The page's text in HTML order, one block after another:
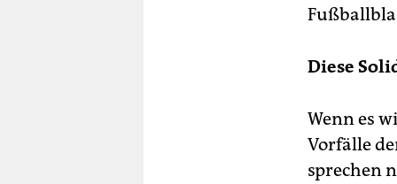
Diese
Wenn es
Vorfälle
sprechen